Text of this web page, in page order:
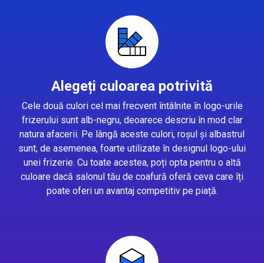
Alegeți culoarea potrivită
Cele două culori cel mai frecvent întâlnite în logo-urile
frizerului sunt alb-negru, deoarece descriu în mod clar
natura afacerii. Pe lângă aceste culori, roșul și albastrul
sunt, de asemenea, foarte utilizate în designul logo-ului
unei frizerie. Cu toate acestea, poți opta pentru o altă
culoare dacă salonul tău de coafură oferă ceva care îți
poate oferi un avantaj competitiv pe piață.